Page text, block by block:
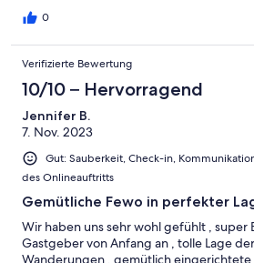
0
Verifizierte Bewertung
10/10 – Hervorragend
Jennifer B.
7. Nov. 2023
Gut: Sauberkeit, Check-in,
des Onlineauftritts
Gemütliche Fewo in perfekter
Wir haben uns sehr wohl gefühlt ,
Gastgeber von Anfang an , tolle Lage
Wanderungen , gemütlich